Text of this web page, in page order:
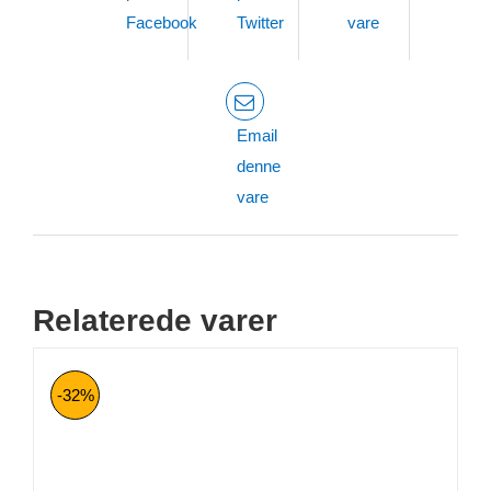
Facebook
Twitter
vare
Email
denne
vare
Relaterede varer
-32%